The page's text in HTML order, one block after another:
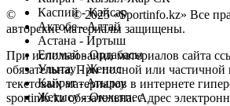
Каспий - Кайсар
Актобе - Алтай
Астана - Иртыш
Елимай - Ордабасы
Улытау - Женис
Кайрат - Атырау
Жетысу - Окжетпес
© Copyright© 2025 «Sportinfo.kz» Все
авторские материалы защищены.
При использовании материалов сайта
обязательна. При полной или частичной
текстовых материалов в интернете
sportinfo.kz обязательна. Адрес